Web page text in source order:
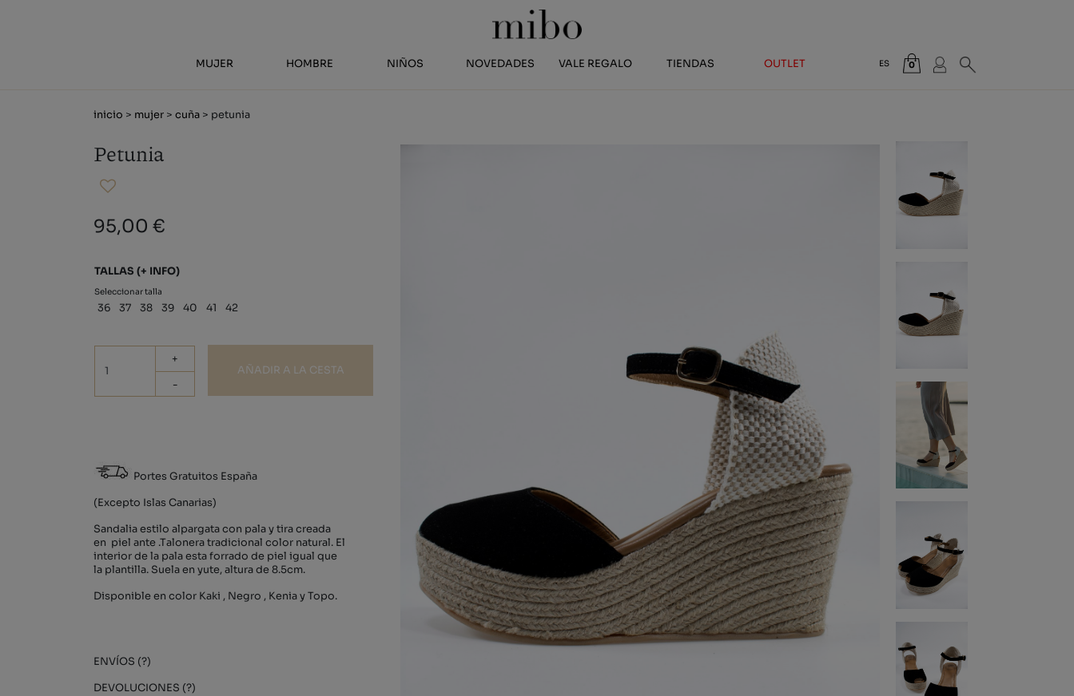
MUJER HOMBRE NIÑOS NOVEDADES VALE REGALO TIENDAS OUTLET ES 0
inicio > mujer > cuña > petunia
Petunia
95,00 €
TALLAS (+ INFO)
Seleccionar talla
36 37 38 39 40 41 42
+
-
AÑADIR A LA CESTA
Portes Gratuitos España
(Excepto Islas Canarias)
Sandalia estilo alpargata con pala y tira creada
en piel ante .Talonera tradicional color natural. El
interior de la pala esta forrado de piel igual que
la plantilla. Suela en yute, altura de 8.5cm.
Disponible en color Kaki , Negro , Kenia y Topo.
ENVÍOS (?)
DEVOLUCIONES (?)